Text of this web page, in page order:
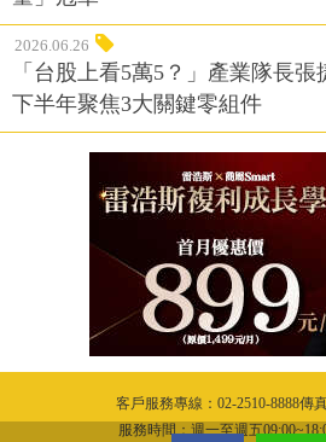
2026.06.26
「台股上看5萬5？」產業隊長
下半年聚焦3大關鍵零組件
客戶服務專線：02-2510-8888傳
服務時間：週一至週五